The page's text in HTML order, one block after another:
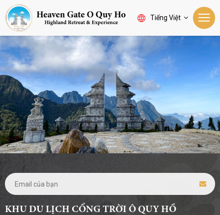
Tiếng Việt
KHU DU LỊCH CỔNG TRỜI Ô QUY HỒ